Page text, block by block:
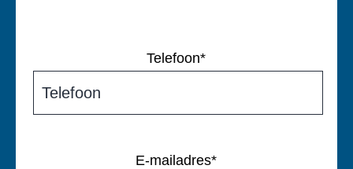
Telefoon*
E-mailadres*